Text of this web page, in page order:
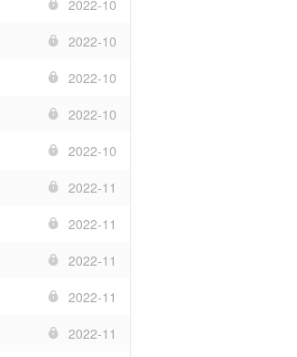
2022-10
2022-10
2022-10
2022-10
2022-10
2022-11
2022-11
2022-11
2022-11
2022-11